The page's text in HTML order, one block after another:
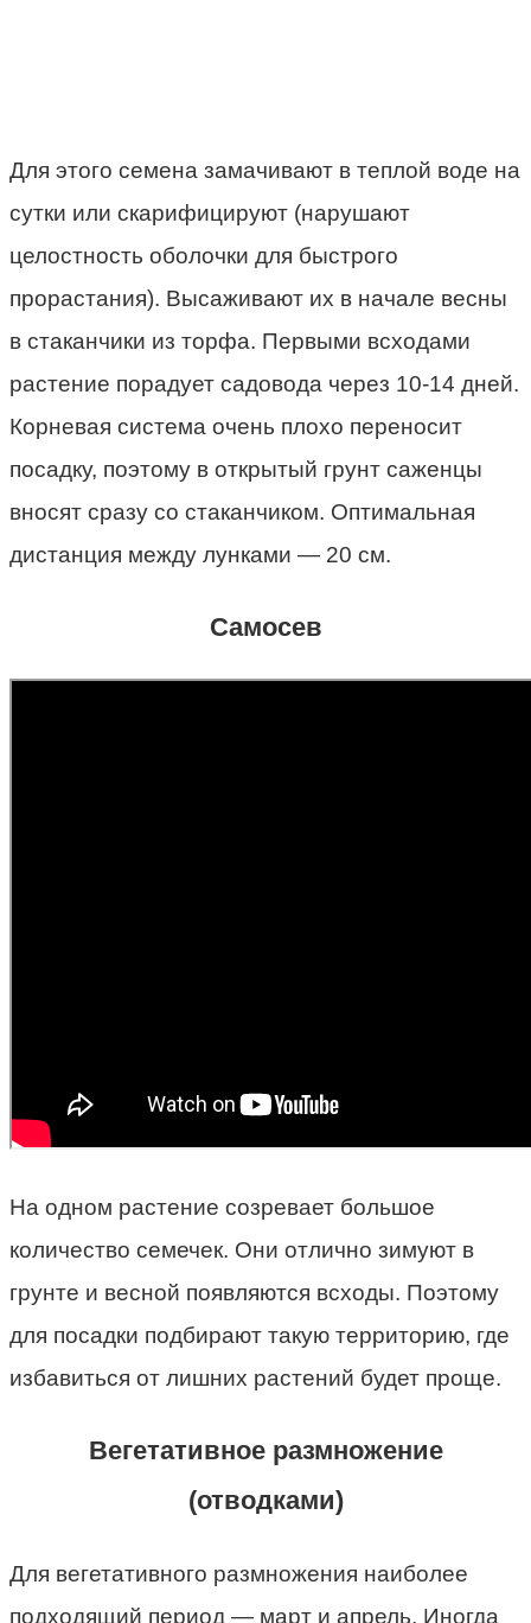
Для этого семена замачивают в теплой воде на
сутки или скарифицируют (нарушают
целостность оболочки для быстрого
прорастания). Высаживают их в начале весны
в стаканчики из торфа. Первыми всходами
растение порадует садовода через 10-14 дней.
Корневая система очень плохо переносит
посадку, поэтому в открытый грунт саженцы
вносят сразу со стаканчиком. Оптимальная
дистанция между лунками — 20 см.
Самосев
На одном растение созревает большое
количество семечек. Они отлично зимуют в
грунте и весной появляются всходы. Поэтому
для посадки подбирают такую территорию, где
избавиться от лишних растений будет проще.
Вегетативное размножение
(отводками)
Для вегетативного размножения наиболее
подходящий период — март и апрель. Иногда